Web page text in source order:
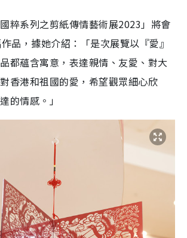
國粹系列之剪紙傳情藝術展2023」將會
品，據她介紹：「是次展覽以『愛』
都蘊含寓意，表達親情、友愛、對大
香港和祖國的愛，希望觀眾細心欣
的情感。」